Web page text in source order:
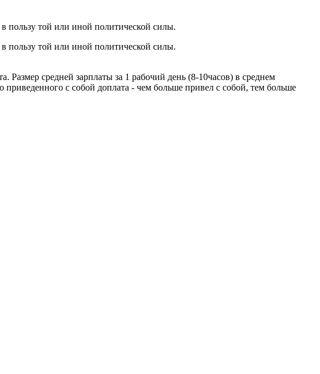
пользу той или иной политической силы.
пользу той или иной политической силы.
Размер средней зарплаты за 1 рабочий день (8-10часов) в среднем
приведенного с собой доплата - чем больше привел с собой, тем больше